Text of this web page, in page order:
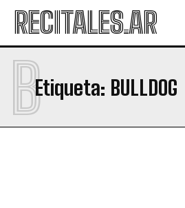
RECITALES.AR
Etiqueta: BULLDOG
B